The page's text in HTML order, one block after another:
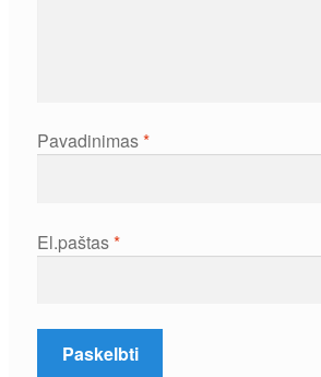
Pavadinimas*
El.paštas*